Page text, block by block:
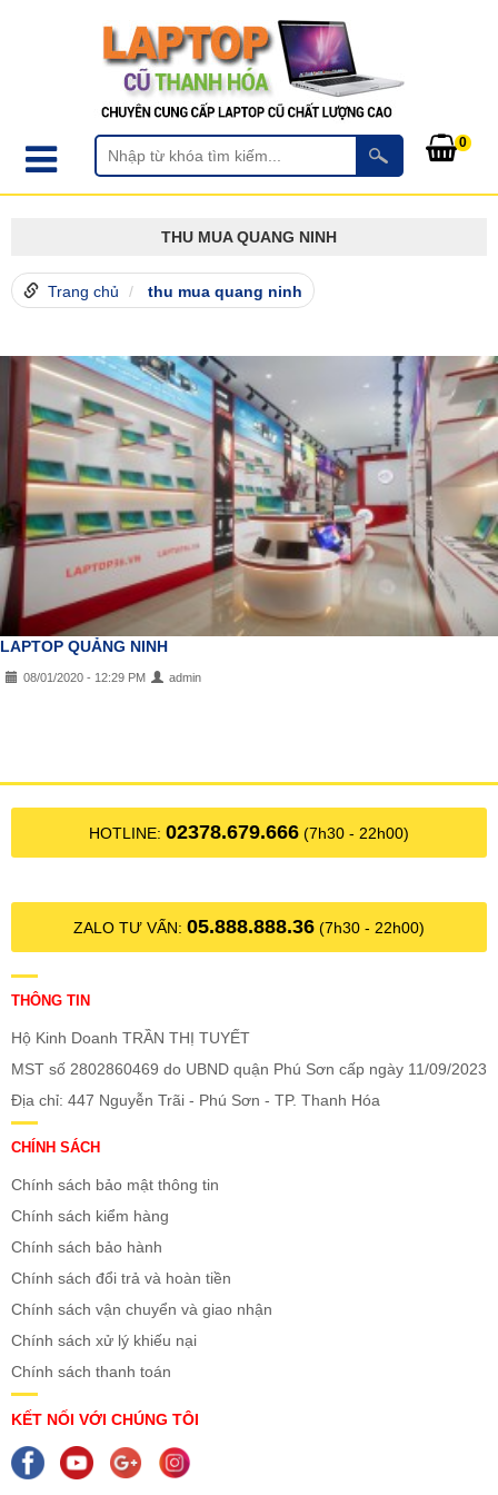
0
THU MUA QUANG NINH
Trang chủ thu mua quang ninh
LAPTOP QUẢNG NINH
08/01/2020 - 12:29 PM admin
HOTLINE: 02378.679.666 (7h30 - 22h00)
ZALO TƯ VẤN: 05.888.888.36 (7h30 - 22h00)
THÔNG TIN
Hộ Kinh Doanh TRẦN THỊ TUYẾT
MST số 2802860469 do UBND quận Phú Sơn cấp ngày 11/09/2023
Địa chỉ: 447 Nguyễn Trãi - Phú Sơn - TP. Thanh Hóa
CHÍNH SÁCH
Chính sách bảo mật thông tin
Chính sách kiểm hàng
Chính sách bảo hành
Chính sách đổi trả và hoàn tiền
Chính sách vận chuyển và giao nhận
Chính sách xử lý khiếu nại
Chính sách thanh toán
KẾT NỐI VỚI CHÚNG TÔI